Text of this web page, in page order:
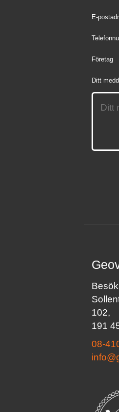
E-
Företag
Ditt
102,
191
08-